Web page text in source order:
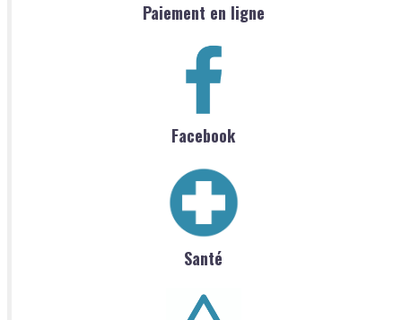
Paiement en ligne
Facebook
Santé